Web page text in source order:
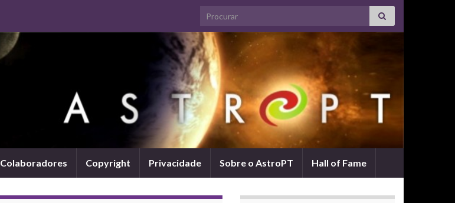
Search for:
Colaboradores Copyright Privacidade Sobre o AstroPT Hall of Fame